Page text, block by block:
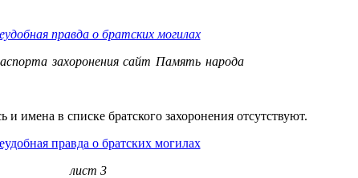
захоронения сайт Память народа
имена в списке братского захоронения отсутствуют.
лист 3